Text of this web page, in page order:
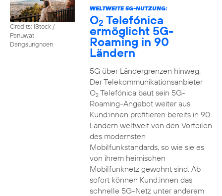
Credits: iStock /
Panuwat
Dangsungnoen
WELTWEITE 5G-NUTZUNG:
O2 Telefónica
ermöglicht 5G-
Roaming in 90
Ländern
5G über Ländergrenzen hinweg:
Der Telekommunikationsanbieter
O2Telefónica baut sein 5G-
Roaming-Angebot weiter aus.
Kund:innen profitieren bereits in 90
Ländern weltweit von den Vorteilen
des modernsten
Mobilfunkstandards, so wie sie es
von ihrem heimischen
Mobilfunknetz gewohnt sind. Ab
sofort können Kund:innen das
schnelle 5G-Netz unter anderem